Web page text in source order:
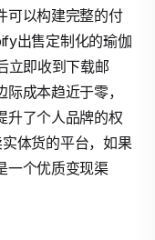
可以构建完整的付
出售定制化的瑜伽
立即收到下载邮
成本趋近于零，
升了个人品牌的权
体货的平台，如果
一个优质变现渠